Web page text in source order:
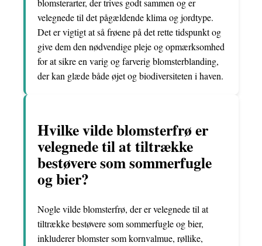
blomsterarter, der trives godt sammen og er
velegnede til det pågældende klima og jordtype.
Det er vigtigt at så frøene på det rette tidspunkt og
give dem den nødvendige pleje og opmærksomhed
for at sikre en varig og farverig blomsterblanding,
der kan glæde både øjet og biodiversiteten i haven.
Hvilke vilde blomsterfrø er
velegnede til at tiltrække
bestøvere som sommerfugle
og bier?
Nogle vilde blomsterfrø, der er velegnede til at
tiltrække bestøvere som sommerfugle og bier,
inkluderer blomster som kornvalmue, røllike,